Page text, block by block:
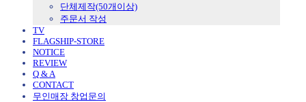
단체제작(50개이상)
주문서 작성
TV
FLAGSHIP-STORE
NOTICE
REVIEW
Q & A
CONTACT
무인매장 창업문의